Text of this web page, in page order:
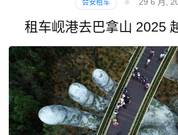
会安租车
租车岘港去巴拿山 2025